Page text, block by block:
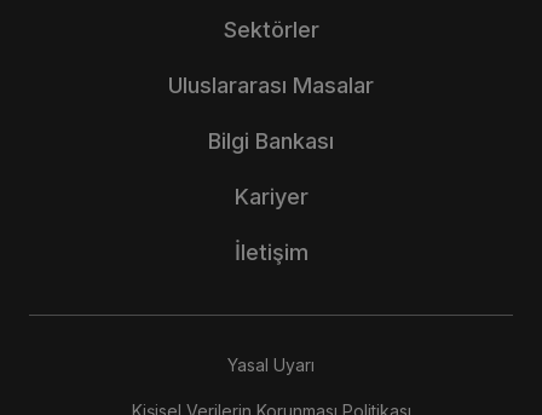
Sektörler
Uluslararası Masalar
Bilgi Bankası
Kariyer
İletişim
Yasal Uyarı
Kişisel Verilerin Korunması Politikası